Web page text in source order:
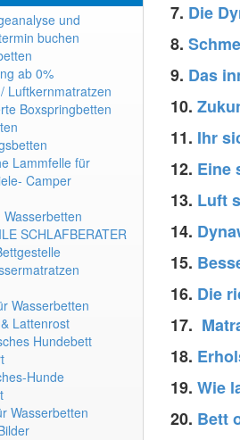
und
buchen
ab 0%
Luftkernmatratzen
Boxspringbetten
Lammfelle für
Camper
SCHLAFBERATER
Wasserbetten
Lattenrost
Hundebett
Hunde
Wasserbetten
7. Die
8.
9. Das
10.
11. Ihr
12. Eine
13. Luft
14.
15.
16. Die
17.
18.
19. Wie
20. Bett